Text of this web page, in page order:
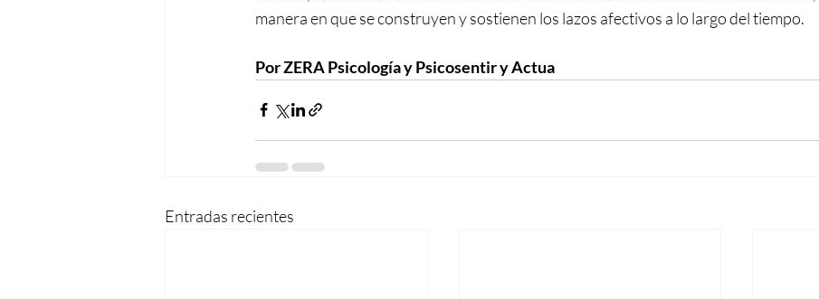
manera en que se construyen y sostienen los lazos afectivos a lo largo del tiempo.
Por ZERA Psicología y Psicosentir y Actua
Entradas recientes